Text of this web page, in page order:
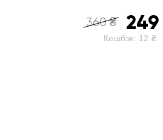
360₴ 249
Кешбэк: 12 ₴